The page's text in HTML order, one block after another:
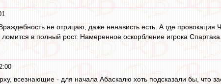
не отрицаю, даже ненависть есть. А где
в полный рост. Намеренное оскорбление игрока Спартака.
всезнающие - для начала Абаскалю хоть подсказали бы, что